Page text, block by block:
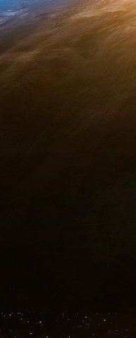
étude publiée mi-
90 %
retirées du
moral et d’éthique.
ont